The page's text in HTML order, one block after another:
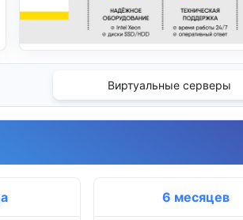
Виртуальные серверы
6 месяцев